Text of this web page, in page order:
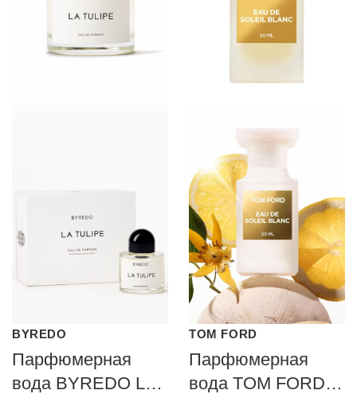
BYREDO
Парфюмерная
вода BYREDO LA
TOM FORD
Парфюмерная
вода TOM FORD